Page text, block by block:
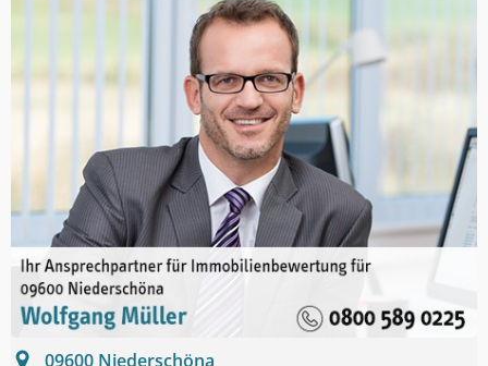
09600 Niederschöna